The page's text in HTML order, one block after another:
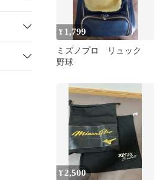
¥ 1,799
ミズノプロ リュック
野球
¥ 2,500